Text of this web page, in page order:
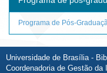
Programa de Pós-
Universidade de Brasília -
Coordenadoria de Gestão